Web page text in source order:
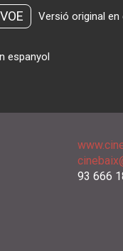
VOE Versió original en
espanyol
93 666